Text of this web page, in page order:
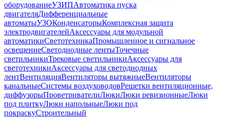
оборудованиеУЗИПАвтоматика пуска
двигателяДифференциальные
автоматыУЗОКонденсаторыКомплексная защита
электродвигателейАксессуары для модульной
автоматикиСветотехникаПромышленное и сигнальное
освещениеСветодиодные лентыТочечные
светильникиТрековые светильникиАксессуары для
светотехникиАксессуары для светодиодных
лентВентиляцияВентиляторы вытяжныеВентиляторы
канальныеСистемы воздуховодовРешетки вентиляционные,
диффузорыПроветривателиЛюкиЛюки ревизионныеЛюки
под плиткуЛюки напольныеЛюки под
покраскуСтроительный